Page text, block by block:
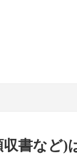
書など)